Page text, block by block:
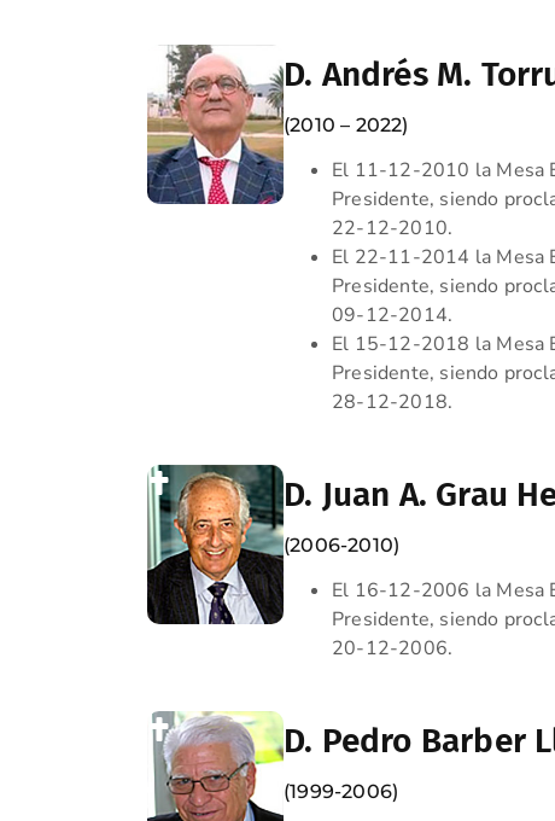
D. Andrés M.
(2010 – 2022)
El 11-12-2010 la Mesa
Presidente, siendo
22-12-2010.
El 22-11-2014 la Mesa
Presidente, siendo
09-12-2014.
El 15-12-2018 la Mesa
Presidente, siendo
28-12-2018.
D. Juan A. Grau
(2006-2010)
El 16-12-2006 la Mesa
Presidente, siendo
20-12-2006.
D. Pedro Barber
(1999-2006)